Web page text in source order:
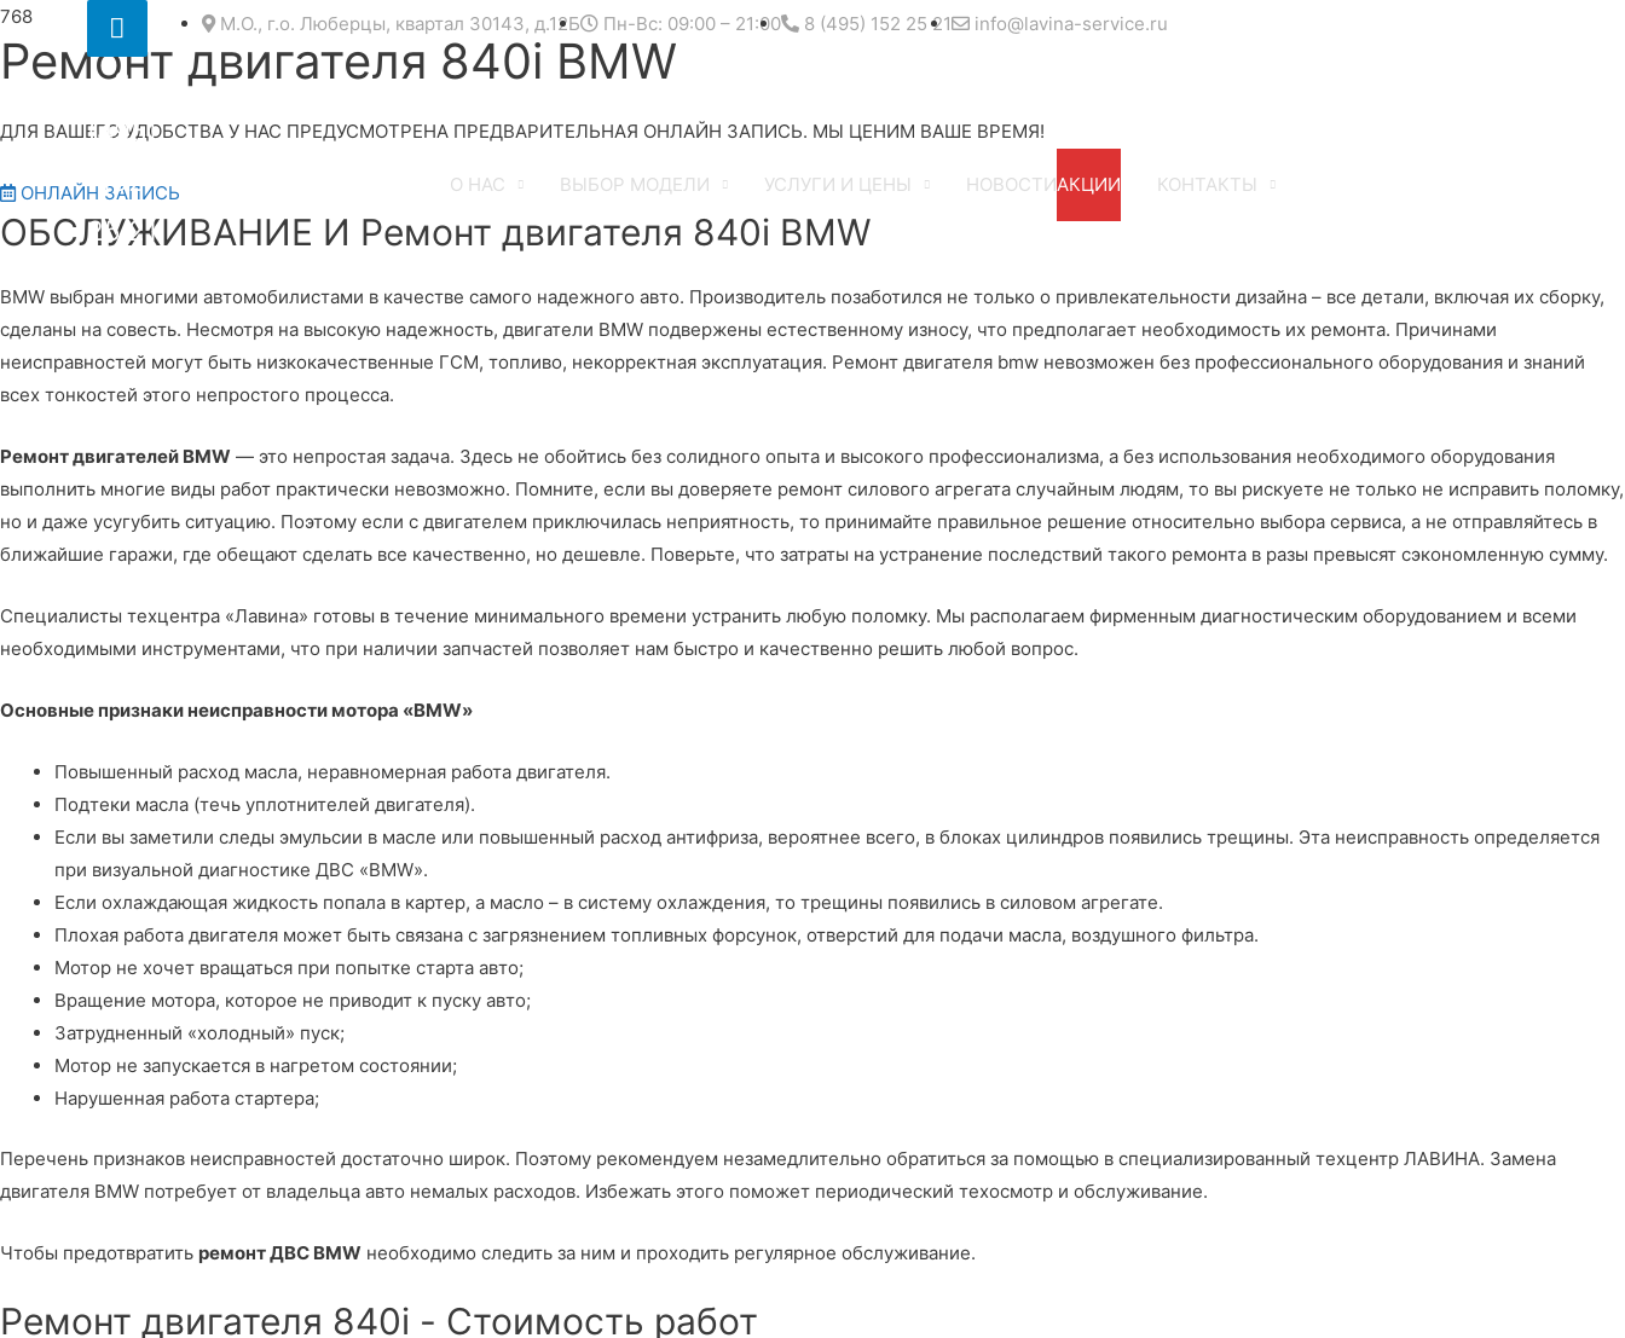
Секция
над
шапкой
8
(495)
152
25 21
М.О., г.о. Люберцы, квартал 30143, д.12Б Пн-Вс: 09:00 – 21:00 8 (495) 152 25 21 info@lavina-service.ru
О НАС ВЫБОР МОДЕЛИ УСЛУГИ И ЦЕНЫ НОВОСТИАКЦИИ КОНТАКТЫ
Ремонт двигателя 840i BMW
ДЛЯ ВАШЕГО УДОБСТВА У НАС ПРЕДУСМОТРЕНА ПРЕДВАРИТЕЛЬНАЯ ОНЛАЙН ЗАПИСЬ. МЫ ЦЕНИМ ВАШЕ ВРЕМЯ!
ОНЛАЙН ЗАПИСЬ
ОБСЛУЖИВАНИЕ И Ремонт двигателя 840i BMW
BMW выбран многими автомобилистами в качестве самого надежного авто. Производитель позаботился не только о привлекательности дизайна – все детали, включая их сборку,
сделаны на совесть. Несмотря на высокую надежность, двигатели BMW подвержены естественному износу, что предполагает необходимость их ремонта. Причинами
неисправностей могут быть низкокачественные ГСМ, топливо, некорректная эксплуатация. Ремонт двигателя bmw невозможен без профессионального оборудования и знаний
всех тонкостей этого непростого процесса.
Ремонт двигателей BMW — это непростая задача. Здесь не обойтись без солидного опыта и высокого профессионализма, а без использования необходимого оборудования
выполнить многие виды работ практически невозможно. Помните, если вы доверяете ремонт силового агрегата случайным людям, то вы рискуете не только не исправить поломку,
но и даже усугубить ситуацию. Поэтому если с двигателем приключилась неприятность, то принимайте правильное решение относительно выбора сервиса, а не отправляйтесь в
ближайшие гаражи, где обещают сделать все качественно, но дешевле. Поверьте, что затраты на устранение последствий такого ремонта в разы превысят сэкономленную сумму.
Специалисты техцентра «Лавина» готовы в течение минимального времени устранить любую поломку. Мы располагаем фирменным диагностическим оборудованием и всеми
необходимыми инструментами, что при наличии запчастей позволяет нам быстро и качественно решить любой вопрос.
Основные признаки неисправности мотора «BMW»
Повышенный расход масла, неравномерная работа двигателя.
Подтеки масла (течь уплотнителей двигателя).
Если вы заметили следы эмульсии в масле или повышенный расход антифриза, вероятнее всего, в блоках цилиндров появились трещины. Эта неисправность определяется
при визуальной диагностике ДВС «BMW».
Если охлаждающая жидкость попала в картер, а масло – в систему охлаждения, то трещины появились в силовом агрегате.
Плохая работа двигателя может быть связана с загрязнением топливных форсунок, отверстий для подачи масла, воздушного фильтра.
Мотор не хочет вращаться при попытке старта авто;
Вращение мотора, которое не приводит к пуску авто;
Затрудненный «холодный» пуск;
Мотор не запускается в нагретом состоянии;
Нарушенная работа стартера;
Перечень признаков неисправностей достаточно широк. Поэтому рекомендуем незамедлительно обратиться за помощью в специализированный техцентр ЛАВИНА. Замена
двигателя BMW потребует от владельца авто немалых расходов. Избежать этого поможет периодический техосмотр и обслуживание.
Чтобы предотвратить ремонт ДВС BMW необходимо следить за ним и проходить регулярное обслуживание.
Ремонт двигателя 840i - Стоимость работ